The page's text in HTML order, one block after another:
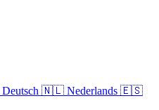
Deutsch 🇳🇱 Nederlands 🇪🇸